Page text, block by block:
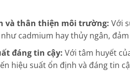
và thân thiện môi trường: Với
cadmium hay thủy ngân,
đáng tin cậy: Với tâm huyết
hiệu suất ổn định và đáng tin